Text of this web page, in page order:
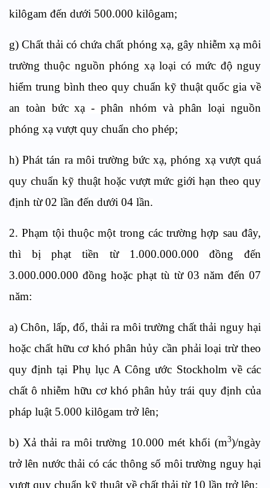
kilôgam đến dưới 500.000 kilôgam;
g) Chất thải có chứa chất phóng xạ, gây nhiễm xạ môi
trường thuộc nguồn phóng xạ loại có mức độ nguy
hiểm trung bình theo quy chuẩn kỹ thuật quốc gia về
an toàn bức xạ - phân nhóm và phân loại nguồn
phóng xạ vượt quy chuẩn cho phép;
h) Phát tán ra môi trường bức xạ, phóng xạ vượt quá
quy chuẩn kỹ thuật hoặc vượt mức giới hạn theo quy
định từ 02 lần đến dưới 04 lần.
2. Phạm tội thuộc một trong các trường hợp sau đây,
thì bị phạt tiền từ 1.000.000.000 đồng đến
3.000.000.000 đồng hoặc phạt tù từ 03 năm đến 07
năm:
a) Chôn, lấp, đổ, thải ra môi trường chất thải nguy hại
hoặc chất hữu cơ khó phân hủy cần phải loại trừ theo
quy định tại Phụ lục A Công ước Stockholm về các
chất ô nhiễm hữu cơ khó phân hủy trái quy định của
pháp luật 5.000 kilôgam trở lên;
b) Xả thải ra môi trường 10.000 mét khối (m3)/ngày
trở lên nước thải có các thông số môi trường nguy hại
vượt quy chuẩn kỹ thuật về chất thải từ 10 lần trở lên;